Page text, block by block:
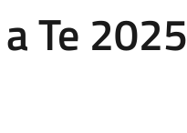
Te 2025